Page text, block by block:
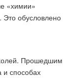
«химии»
Это обусловлено
Прошедшим
и способах